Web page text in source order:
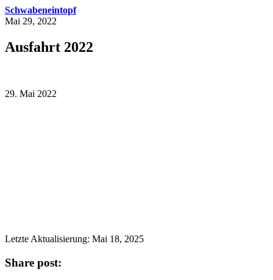
Schwabeneintopf
Mai 29, 2022
Ausfahrt 2022
29. Mai 2022
Letzte Aktualisierung: Mai 18, 2025
Share post: